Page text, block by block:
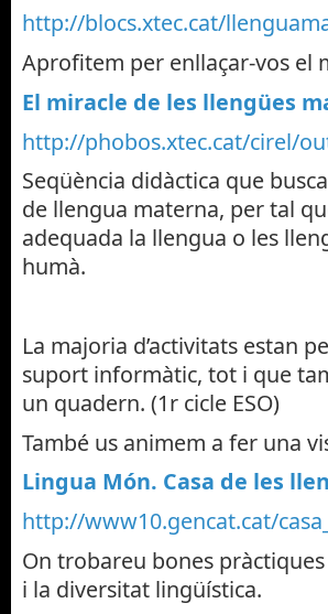
http://blocs.xtec.cat/
Aprofitem per enllaçar-vos el
El miracle de les llengües
http://phobos.xtec.cat/cirel/
Seqüència didàctica que
de llengua materna, per tal
adequada la llengua o les
humà.
La majoria d’activitats estan
suport informàtic, tot i que
un quadern. (1r cicle ESO)
També us animem a fer una
Lingua Món. Casa de les
http://www10.gencat.cat/
On trobareu bones
i la diversitat lingüística.